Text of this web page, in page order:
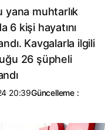
muhtarlık
6 kişi hayatını
Kavgalarla ilgili
26 şüpheli
20:39Güncelleme :